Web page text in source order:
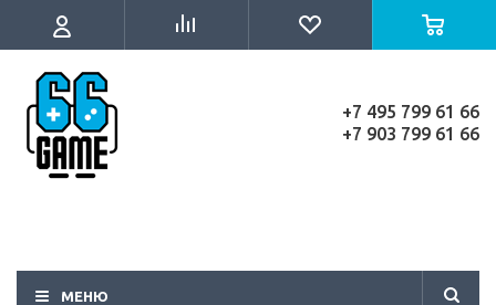
+7 495 799 61 66
+7 903 799 61 66
МЕНЮ